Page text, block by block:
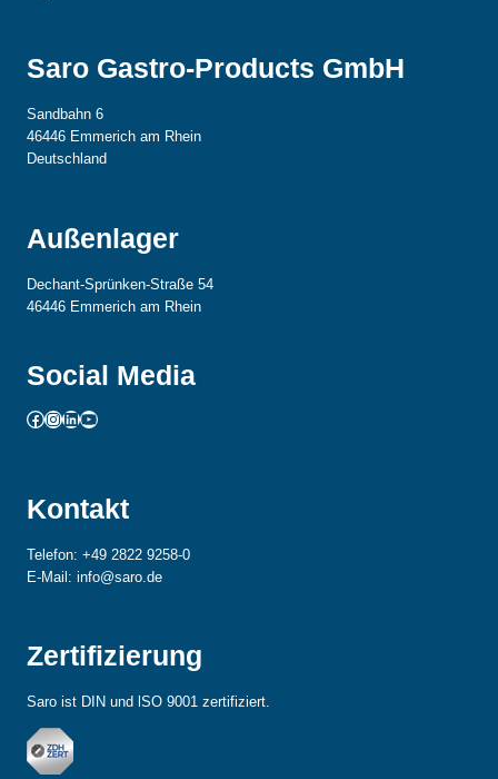
Saro Gastro-Products GmbH
Sandbahn 6
46446 Emmerich am Rhein
Deutschland
Außenlager
Dechant-Sprünken-Straße 54
46446 Emmerich am Rhein
Social Media
Facebook
Instagram
LinkedIn
YouTube
Kontakt
Telefon: +49 2822 9258-0
E-Mail: info@saro.de
Zertifizierung
Saro ist DIN und lSO 9001 zertifiziert.